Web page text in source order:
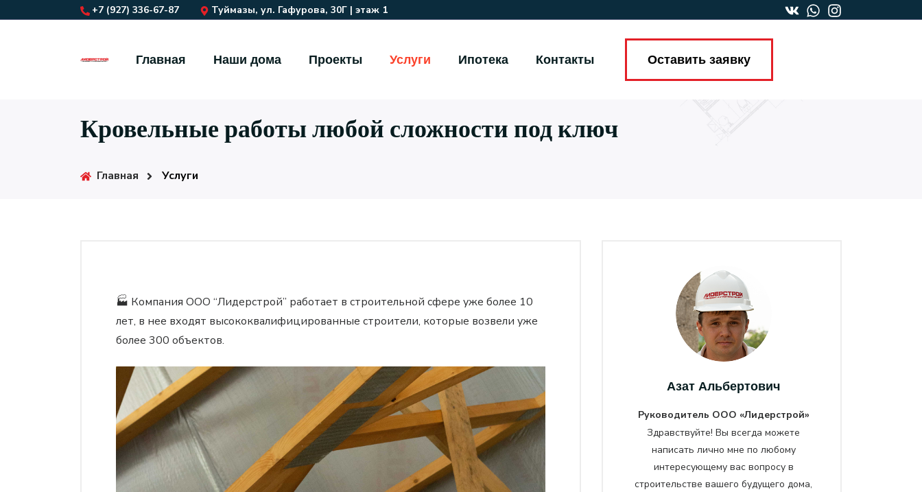
+7 (927) 336-67-87 Туймазы, ул. Гафурова, 30Г | этаж 1
Главная Наши дома Проекты Услуги Ипотека Контакты Оставить заявку
Кровельные работы любой сложности под ключ
Главная Услуги
🏭 Компания ООО “Лидерстрой” работает в строительной сфере уже более 10
лет, в нее входят высококвалифицированные строители, которые возвели уже
более 300 объектов.
Азат Альбертович
Руководитель ООО «Лидерстрой»
Здравствуйте! Вы всегда можете
написать лично мне по любому
интересующему вас вопросу в
строительстве вашего будущего дома,